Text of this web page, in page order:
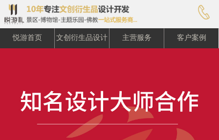

悦游首页 文创衍生品设计 主营服务 客户案例